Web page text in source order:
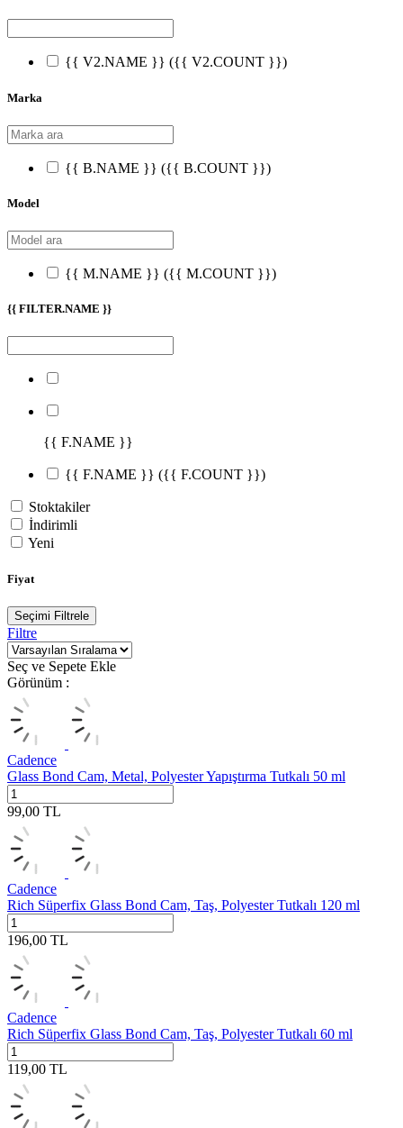
{{ V2.NAME }} ({{ V2.COUNT }})
Marka
{{ B.NAME }} ({{ B.COUNT }})
Model
{{ M.NAME }} ({{ M.COUNT }})
{{ FILTER.NAME }}
{{ F.NAME }}
{{ F.NAME }} ({{ F.COUNT }})
Stoktakiler
İndirimli
Yeni
Fiyat
Seçimi Filtrele
Filtre
Seç ve Sepete Ekle
Görünüm :
Cadence
Glass Bond Cam, Metal, Polyester Yapıştırma Tutkalı 50 ml
99,00 TL
Cadence
Rich Süperfix Glass Bond Cam, Taş, Polyester Tutkalı 120 ml
196,00 TL
Cadence
Rich Süperfix Glass Bond Cam, Taş, Polyester Tutkalı 60 ml
119,00 TL